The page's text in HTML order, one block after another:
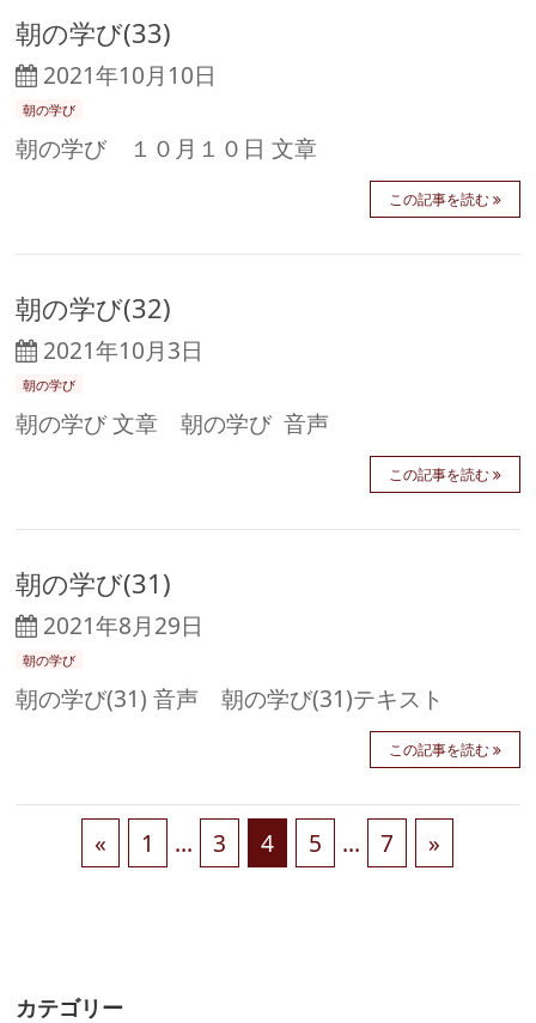
朝の学び(33)
2021年10月10日
朝の学び
朝の学び １０月１０日 文章
この記事を読む
朝の学び(32)
2021年10月3日
朝の学び
朝の学び 文章 朝の学び 音声
この記事を読む
朝の学び(31)
2021年8月29日
朝の学び
朝の学び(31) 音声 朝の学び(31)テキスト
この記事を読む
« 1 … 3 4 5 … 7 »
カテゴリー